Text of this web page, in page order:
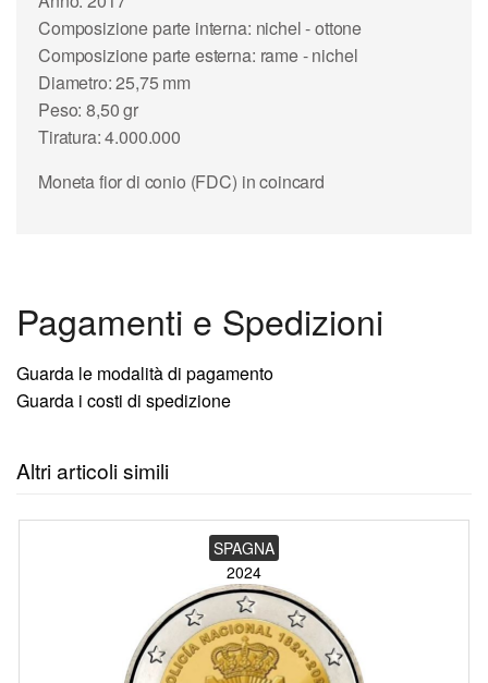
Composizione parte interna: nichel - ottone
Composizione parte esterna: rame - nichel
Diametro: 25,75 mm
Peso: 8,50 gr
Tiratura: 4.000.000
Moneta fior di conio (FDC) in coincard
Pagamenti e Spedizioni
Guarda le modalità di pagamento
Guarda i costi di spedizione
Altri articoli simili
SPAGNA
2024